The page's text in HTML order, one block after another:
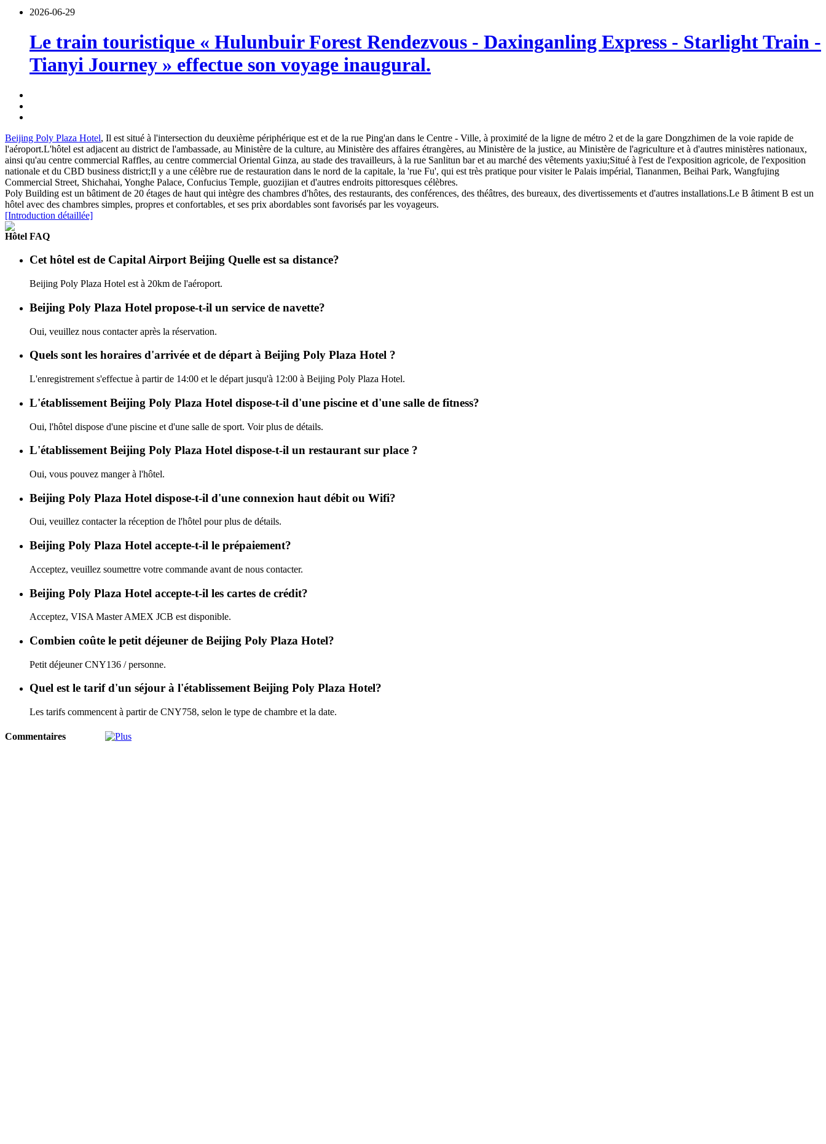
2026-06-29
Le train touristique « Hulunbuir Forest Rendezvous - Daxinganling Express - Starlight Train -
Tianyi Journey » effectue son voyage inaugural.
Beijing Poly Plaza Hotel, Il est situé à l'intersection du deuxième périphérique est et de la rue Ping'an dans le Centre - Ville, à proximité de la ligne de métro 2 et de la gare Dongzhimen de la voie rapide de
l'aéroport.L'hôtel est adjacent au district de l'ambassade, au Ministère de la culture, au Ministère des affaires étrangères, au Ministère de la justice, au Ministère de l'agriculture et à d'autres ministères nationaux,
ainsi qu'au centre commercial Raffles, au centre commercial Oriental Ginza, au stade des travailleurs, à la rue Sanlitun bar et au marché des vêtements yaxiu;Situé à l'est de l'exposition agricole, de l'exposition
nationale et du CBD business district;Il y a une célèbre rue de restauration dans le nord de la capitale, la 'rue Fu', qui est très pratique pour visiter le Palais impérial, Tiananmen, Beihai Park, Wangfujing
Commercial Street, Shichahai, Yonghe Palace, Confucius Temple, guozijian et d'autres endroits pittoresques célèbres.
Poly Building est un bâtiment de 20 étages de haut qui intègre des chambres d'hôtes, des restaurants, des conférences, des théâtres, des bureaux, des divertissements et d'autres installations.Le B âtiment B est un
hôtel avec des chambres simples, propres et confortables, et ses prix abordables sont favorisés par les voyageurs.
[Introduction détaillée]
Hôtel FAQ
Cet hôtel est de Capital Airport Beijing Quelle est sa distance?
Beijing Poly Plaza Hotel est à 20km de l'aéroport.
Beijing Poly Plaza Hotel propose-t-il un service de navette?
Oui, veuillez nous contacter après la réservation.
Quels sont les horaires d'arrivée et de départ à Beijing Poly Plaza Hotel ?
L'enregistrement s'effectue à partir de 14:00 et le départ jusqu'à 12:00 à Beijing Poly Plaza Hotel.
L'établissement Beijing Poly Plaza Hotel dispose-t-il d'une piscine et d'une salle de fitness?
Oui, l'hôtel dispose d'une piscine et d'une salle de sport. Voir plus de détails.
L'établissement Beijing Poly Plaza Hotel dispose-t-il un restaurant sur place ?
Oui, vous pouvez manger à l'hôtel.
Beijing Poly Plaza Hotel dispose-t-il d'une connexion haut débit ou Wifi?
Oui, veuillez contacter la réception de l'hôtel pour plus de détails.
Beijing Poly Plaza Hotel accepte-t-il le prépaiement?
Acceptez, veuillez soumettre votre commande avant de nous contacter.
Beijing Poly Plaza Hotel accepte-t-il les cartes de crédit?
Acceptez, VISA Master AMEX JCB est disponible.
Combien coûte le petit déjeuner de Beijing Poly Plaza Hotel?
Petit déjeuner CNY136 / personne.
Quel est le tarif d'un séjour à l'établissement Beijing Poly Plaza Hotel?
Les tarifs commencent à partir de CNY758, selon le type de chambre et la date.
Commentaires